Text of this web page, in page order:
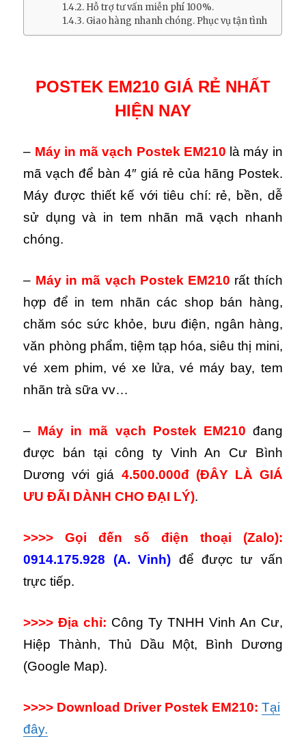
Hỗ trợ tư vấn miễn phí 100%.
Giao hàng nhanh chóng. Phục vụ tận tình
POSTEK EM210 GIÁ RẺ NHẤT
HIỆN NAY
– Máy in mã vạch Postek EM210 là máy in
mã vạch để bàn 4″ giá rẻ của hãng Postek.
Máy được thiết kế với tiêu chí: rẻ, bền, dễ
sử dụng và in tem nhãn mã vạch nhanh
chóng.
– Máy in mã vạch Postek EM210 rất thích
hợp để in tem nhãn các shop bán hàng,
chăm sóc sức khỏe, bưu điện, ngân hàng,
văn phòng phẩm, tiệm tạp hóa, siêu thị mini,
vé xem phim, vé xe lửa, vé máy bay, tem
nhãn trà sữa vv…
– Máy in mã vạch Postek EM210 đang
được bán tại công ty Vinh An Cư Bình
Dương với giá 4.500.000đ (ĐÂY LÀ GIÁ
ƯU ĐÃI DÀNH CHO ĐẠI LÝ).
>>>> Gọi đến số điện thoại (Zalo):
0914.175.928 (A. Vinh) để được tư vấn
trực tiếp.
>>>> Địa chỉ: Công Ty TNHH Vinh An Cư,
Hiệp Thành, Thủ Dầu Một, Bình Dương
(Google Map).
>>>> Download Driver Postek EM210:Tại
đây.